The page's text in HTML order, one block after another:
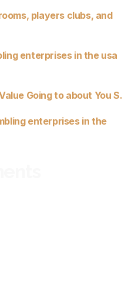
players clubs, and
enterprises in the usa
Going to about You S.
enterprises in the